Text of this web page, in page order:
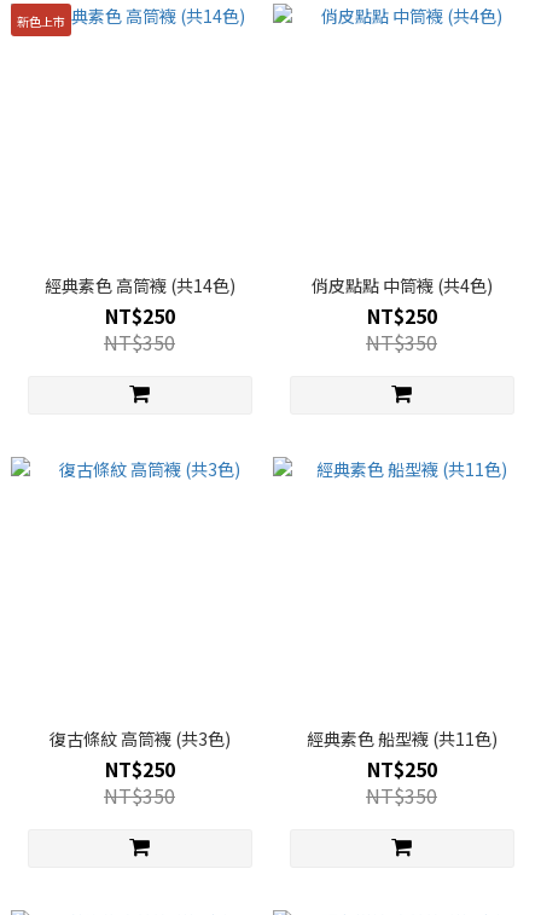
新色上市
經典素色 高筒襪 (共14色)
NT$250
NT$350
俏皮點點 中筒襪 (共4色)
NT$250
NT$350
復古條紋 高筒襪 (共3色)
NT$250
NT$350
經典素色 船型襪 (共11色)
NT$250
NT$350